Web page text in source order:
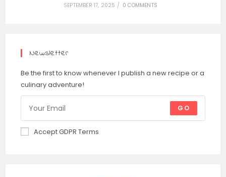
SEPTEMBER 17, 2025 / 0 COMMENTS
Newsletter
Be the first to know whenever I publish a new recipe or a
culinary adventure!
GO
Accept GDPR Terms